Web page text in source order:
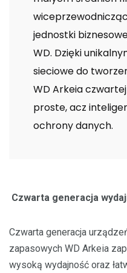
jednostki
WD. Dzięki
sieciowe do
WD Arkeia
proste, acz
ochrony danych.
Czwarta generacja
Czwarta generacja
zapasowych WD Arkeia
wysoką wydajność oraz